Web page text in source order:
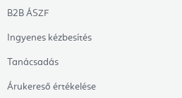
B2B ÁSZF
Ingyenes kézbesítés
Tanácsadás
Árukereső értékelése